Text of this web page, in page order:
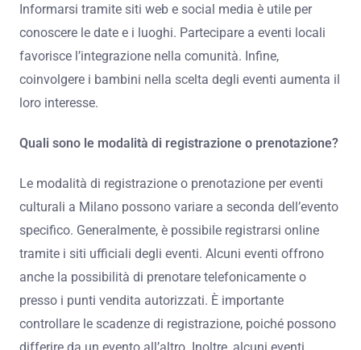
Informarsi tramite siti web e social media è utile per
conoscere le date e i luoghi. Partecipare a eventi locali
favorisce l’integrazione nella comunità. Infine,
coinvolgere i bambini nella scelta degli eventi aumenta il
loro interesse.
Quali sono le modalità di registrazione o prenotazione?
Le modalità di registrazione o prenotazione per eventi
culturali a Milano possono variare a seconda dell’evento
specifico. Generalmente, è possibile registrarsi online
tramite i siti ufficiali degli eventi. Alcuni eventi offrono
anche la possibilità di prenotare telefonicamente o
presso i punti vendita autorizzati. È importante
controllare le scadenze di registrazione, poiché possono